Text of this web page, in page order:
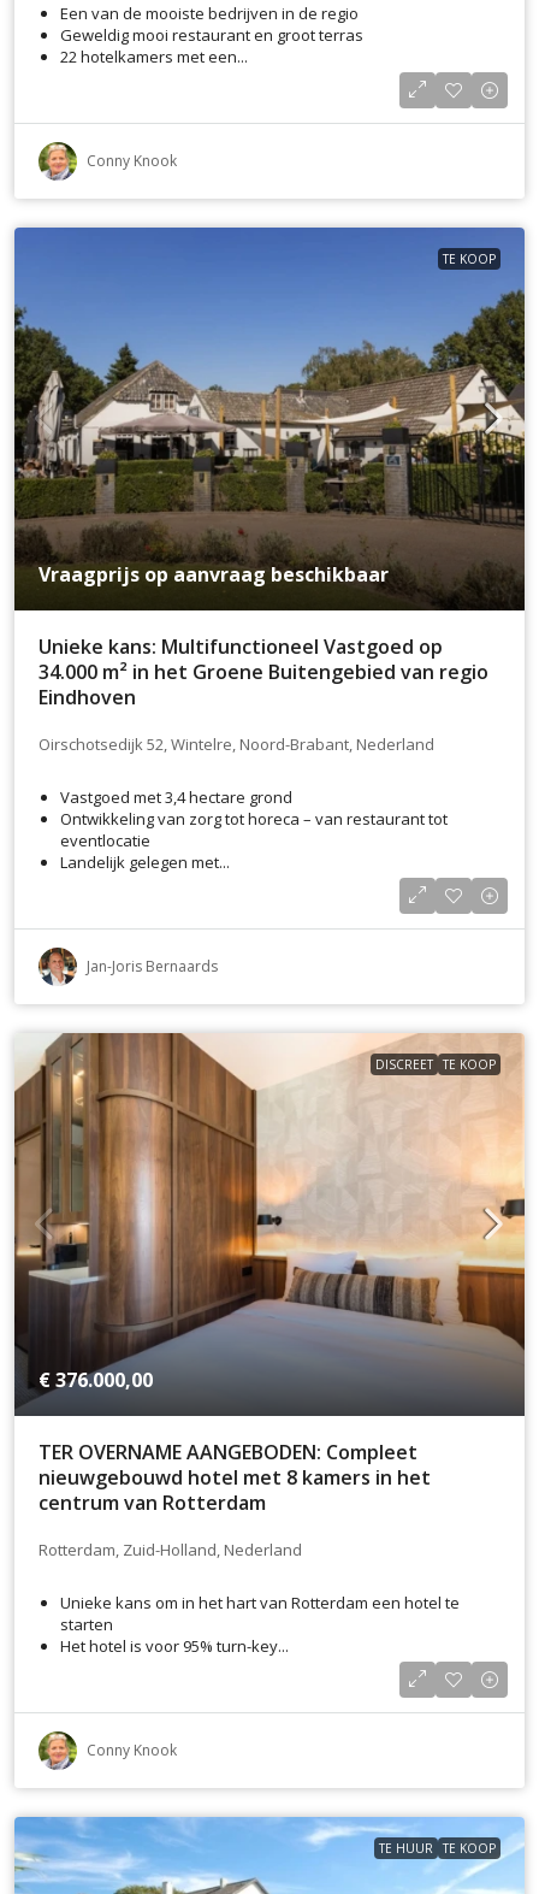
Een van de mooiste bedrijven in de regio
Geweldig mooi restaurant en groot terras
22 hotelkamers met een...
Conny Knook
TE KOOP
Vraagprijs op aanvraag beschikbaar
Unieke kans: Multifunctioneel Vastgoed op
34.000 m² in het Groene Buitengebied van regio
Eindhoven
Oirschotsedijk 52, Wintelre, Noord-Brabant, Nederland
Vastgoed met 3,4 hectare grond
Ontwikkeling van zorg tot horeca – van restaurant tot
eventlocatie
Landelijk gelegen met...
Jan-Joris Bernaards
DISCREET TE KOOP
€ 376.000,00
TER OVERNAME AANGEBODEN: Compleet
nieuwgebouwd hotel met 8 kamers in het
centrum van Rotterdam
Rotterdam, Zuid-Holland, Nederland
Unieke kans om in het hart van Rotterdam een hotel te
starten
Het hotel is voor 95% turn-key...
Conny Knook
TE HUUR TE KOOP